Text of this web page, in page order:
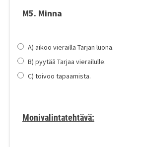
M5. Minna
A) aikoo vierailla Tarjan luona.
B) pyytää Tarjaa vierailulle.
C) toivoo tapaamista.
Monivalintatehtävä: